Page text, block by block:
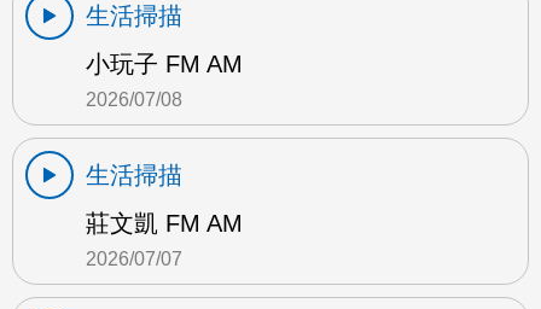
生活掃描
小玩子 FM AM
2026/07/08
生活掃描
莊文凱 FM AM
2026/07/07